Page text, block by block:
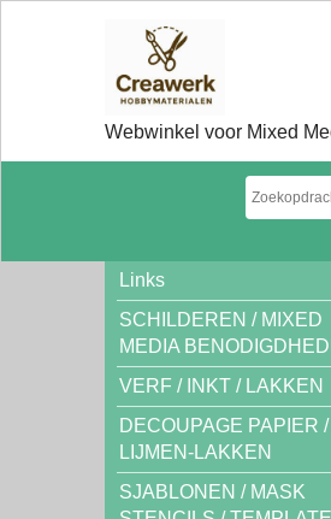
Webwinkel voor Mixed
Links
SCHILDEREN / MIXED
MEDIA
VERF / INKT / LAKKEN
DECOUPAGE PAPIER /
LIJMEN-LAKKEN
SJABLONEN / MASK